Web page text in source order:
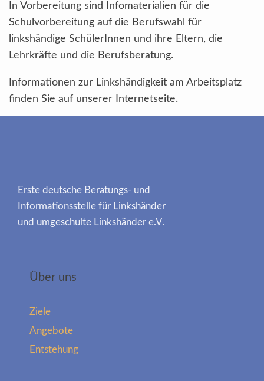
In Vorbereitung sind Infomaterialien für die
Schulvorbereitung auf die Berufswahl für
linkshändige SchülerInnen und ihre Eltern, die
Lehrkräfte und die Berufsberatung.
Informationen zur Linkshändigkeit am Arbeitsplatz
finden Sie auf unserer Internetseite.
Erste deutsche Beratungs- und
Informationsstelle für Linkshänder
und umgeschulte Linkshänder e.V.
Über uns
Ziele
Angebote
Entstehung